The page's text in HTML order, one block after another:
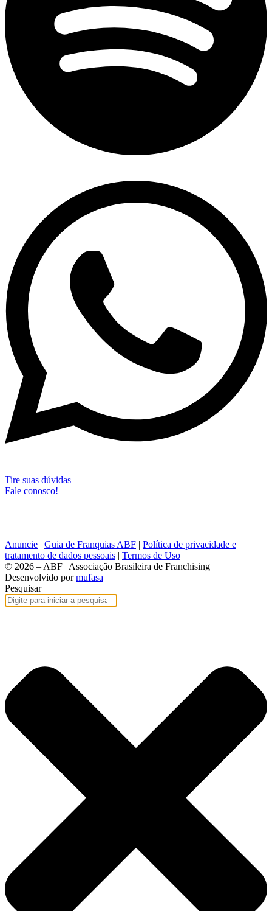
Tire suas dúvidas
Fale conosco!
Anuncie | Guia de Franquias ABF | Política de privacidade e
tratamento de dados pessoais | Termos de Uso
© 2026 – ABF | Associação Brasileira de Franchising
Desenvolvido pormufasa
Pesquisar